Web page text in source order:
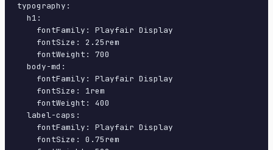
typography:
  h1:
    fontFamily: Playfair Display
    fontSize: 2.25rem
    fontWeight: 700
  body-md:
    fontFamily: Playfair Display
    fontSize: 1rem
    fontWeight: 400
  label-caps:
    fontFamily: Playfair Display
    fontSize: 0.75rem